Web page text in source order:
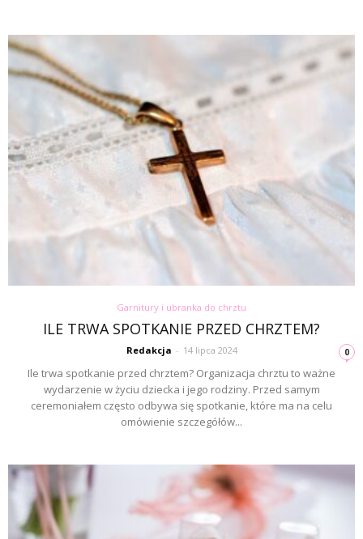
Garnitury i ubranka do chrztu
ILE TRWA SPOTKANIE PRZED CHRZTEM?
Redakcja - 14 lipca 2024 0
Ile trwa spotkanie przed chrztem? Organizacja chrztu to ważne
wydarzenie w życiu dziecka i jego rodziny. Przed samym
ceremoniałem często odbywa się spotkanie, które ma na celu
omówienie szczegółów...